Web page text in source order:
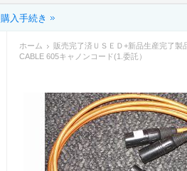
購入手続き
ホーム 販売完了済ＵＳＥＤ+新品生産完了製
CABLE 605キャノンコード(1.委託）